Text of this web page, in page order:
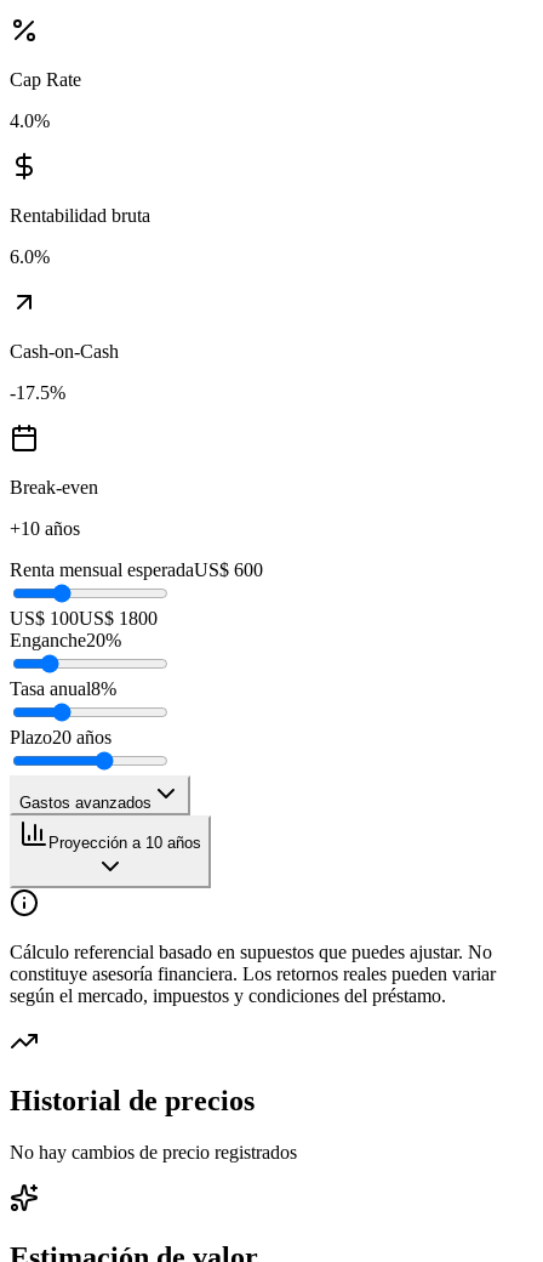
Cap Rate
4.0%
Rentabilidad bruta
6.0%
Cash-on-Cash
-17.5%
Break-even
+10 años
Renta mensual esperadaUS$ 600
US$ 100US$ 1800
Enganche20%
Tasa anual8%
Plazo20 años
Gastos avanzados
Proyección a 10 años
Cálculo referencial basado en supuestos que puedes ajustar. No
constituye asesoría financiera. Los retornos reales pueden variar
según el mercado, impuestos y condiciones del préstamo.
Historial de precios
No hay cambios de precio registrados